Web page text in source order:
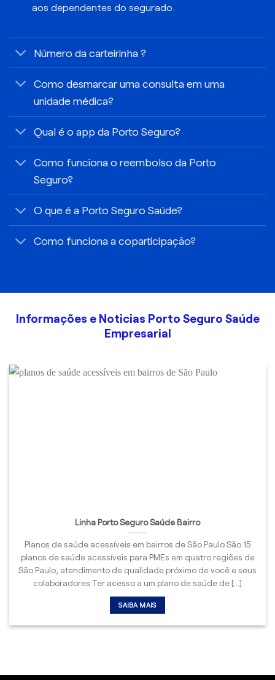
aos dependentes do segurado.
Número da carteirinha ?
Como desmarcar uma consulta em uma
unidade médica?
Qual é o app da Porto Seguro?
Como funciona o reembolso da Porto
Seguro?
O que é a Porto Seguro Saúde?
Como funciona a coparticipação?
Informações e Noticias Porto Seguro Saúde
Empresarial
Linha Porto Seguro Saúde Bairro
Planos de saúde acessíveis em bairros de São Paulo São 15
planos de saúde acessíveis para PMEs em quatro regiões de
São Paulo, atendimento de qualidade próximo de você e seus
colaboradores Ter acesso a um plano de saúde de [...]
SAIBA MAIS